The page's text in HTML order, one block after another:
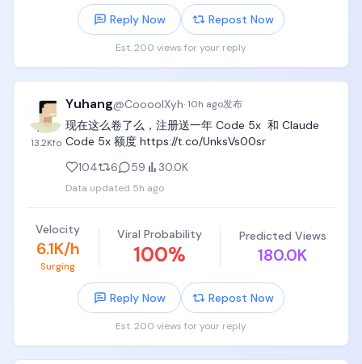
Reply Now Repost Now
Est. 200 views for your reply
13.2Kfo
Yuhang@CoooolXyh·10h ago发布
现在这么卷了么，注册送一年 Code 5x  和 Claude
Code 5x 额度 https://t.co/UnksVs00sr
104
6 59 30.0K
Data updated 5h ago
Velocity
6.1K/h
Surging
Viral Probability
100%
Predicted Views
180.0K
Reply Now Repost Now
Est. 200 views for your reply